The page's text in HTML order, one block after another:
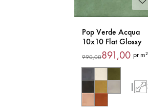
Pop Verde Acqua
10x10 Flat Glossy
990,00891,00 pr m²
|